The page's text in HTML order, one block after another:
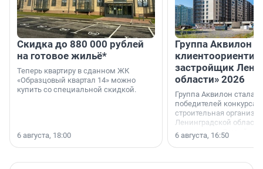
Скидка до 880 000 рублей
на готовое жильё*
Теперь квартиру в сданном ЖК
«Образцовый квартал 14» можно
купить со специальной скидкой.
6 августа, 18:00
Группа Аквилон
застройщик
области» 2026
Группа Аквилон стала
победителей конкурса
строительная
Ленинградской области
номинации «Самый
застройщик
области».
6 августа, 16:50